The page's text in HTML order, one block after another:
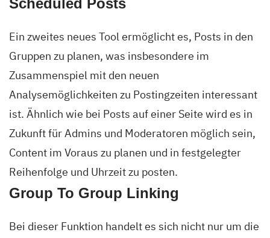
Scheduled Posts
Ein zweites neues Tool ermöglicht es, Posts in den
Gruppen zu planen, was insbesondere im
Zusammenspiel mit den neuen
Analysemöglichkeiten zu Postingzeiten interessant
ist. Ähnlich wie bei Posts auf einer Seite wird es in
Zukunft für Admins und Moderatoren möglich sein,
Content im Voraus zu planen und in festgelegter
Reihenfolge und Uhrzeit zu posten.
Group To Group Linking
Bei dieser Funktion handelt es sich nicht nur um die